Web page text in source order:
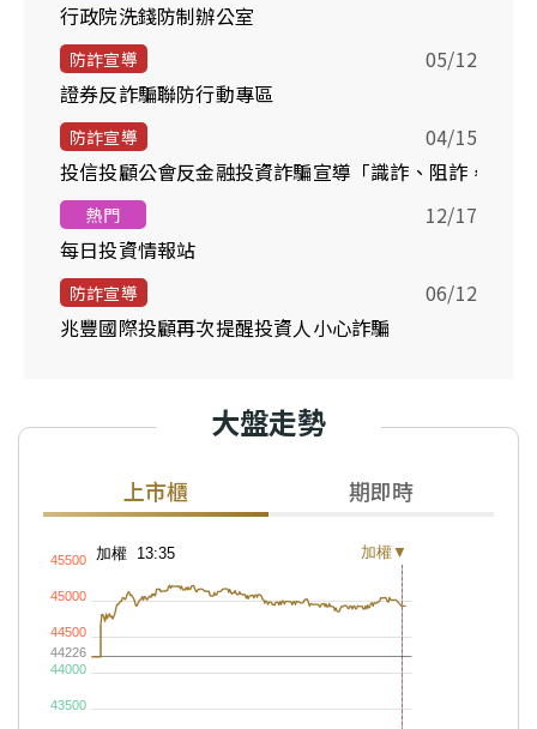
行政院洗錢防制辦公室
防詐宣導
證券反詐騙聯防行動專區
05/12
防詐宣導
投信投顧公會反金融投資詐騙宣導「識詐、阻詐，你我
04/15
熱門
每日投資情報站
12/17
防詐宣導
兆豐國際投顧再次提醒投資人小心詐騙
06/12
大盤走勢
上市櫃 期即時